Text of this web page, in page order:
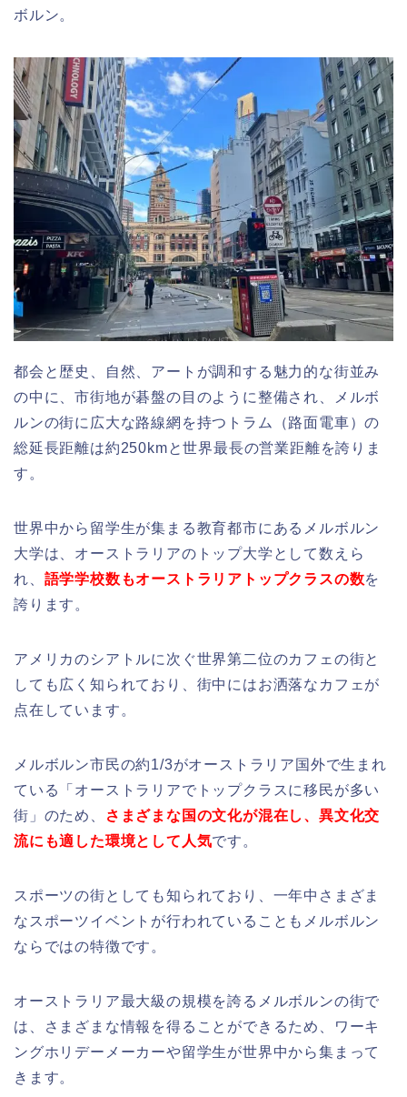
ボルン。
都会と歴史、自然、アートが調和する魅力的な街並み
の中に、市街地が碁盤の目のように整備され、メルボ
ルンの街に広大な路線網を持つトラム（路面電車）の
総延長距離は約250kmと世界最長の営業距離を誇りま
す。
世界中から留学生が集まる教育都市にあるメルボルン
大学は、オーストラリアのトップ大学として数えら
れ、 語学学校数もオーストラリアトップクラスの数を
誇ります。
アメリカのシアトルに次ぐ世界第二位のカフェの街と
しても広く知られており、街中にはお洒落なカフェが
点在しています。
メルボルン市民の約1/3がオーストラリア国外で生まれ
ている「オーストラリアでトップクラスに移民が多い
街」のため、
さまざまな国の文化が混在し、異文化交
流にも適した環境として人気です。
スポーツの街としても知られており、一年中さまざま
なスポーツイベントが行われていることもメルボルン
ならではの特徴です。
オーストラリア最大級の規模を誇るメルボルンの街で
は、さまざまな情報を得ることができるため、ワーキ
ングホリデーメーカーや留学生が世界中から集まって
きます。